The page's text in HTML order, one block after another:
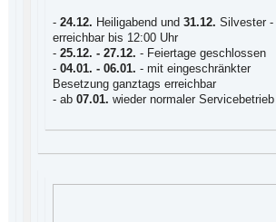
- 24.12. Heiligabend und 31.12. Silvester -
erreichbar bis 12:00 Uhr
- 25.12. - 27.12. - Feiertage geschlossen
- 04.01. - 06.01. - mit eingeschränkter
Besetzung ganztags erreichbar
- ab 07.01. wieder normaler Servicebetrieb